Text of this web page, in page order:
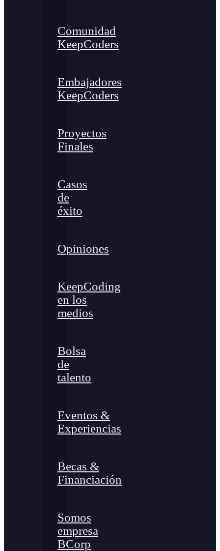
Comunidad
KeepCoders
Embajadores
KeepCoders
Proyectos
Finales
Casos
de
éxito
Opiniones
KeepCoding
en los
medios
Bolsa
de
talento
Eventos &
Experiencias
Becas &
Financiación
Somos
empresa
BCorp